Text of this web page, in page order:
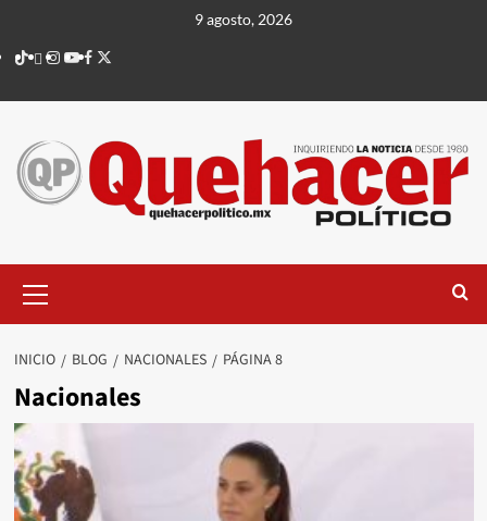
contenido
9 agosto, 2026
TikTok
threads
Instagram
Youtube
Facebook
X
principal
INICIO BLOG NACIONALES PÁGINA 8
Nacionales